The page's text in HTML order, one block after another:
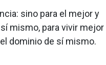
sino para el mejor y
mismo, para vivir mejor
dominio de sí mismo.